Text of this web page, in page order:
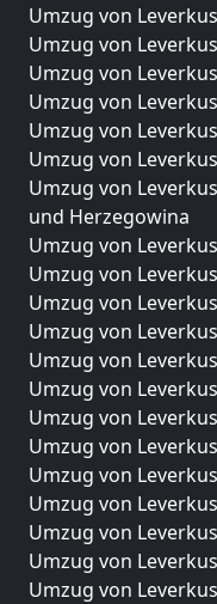
Umzug von
Umzug von
Umzug von
Umzug von
Umzug von
Umzug von
Umzug von
und Herzegowina
Umzug von
Umzug von
Umzug von
Umzug von
Umzug von
Umzug von
Umzug von
Umzug von
Umzug von
Umzug von
Umzug von
Umzug von
Umzug von